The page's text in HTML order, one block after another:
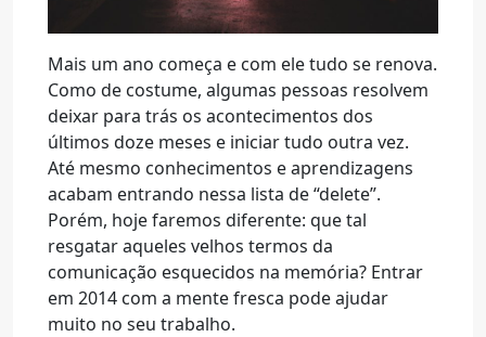
Mais um ano começa e com ele tudo se renova.
Como de costume, algumas pessoas resolvem
deixar para trás os acontecimentos dos
últimos doze meses e iniciar tudo outra vez.
Até mesmo conhecimentos e aprendizagens
acabam entrando nessa lista de “delete”.
Porém, hoje faremos diferente: que tal
resgatar aqueles velhos termos da
comunicação esquecidos na memória? Entrar
em 2014 com a mente fresca pode ajudar
muito no seu trabalho.